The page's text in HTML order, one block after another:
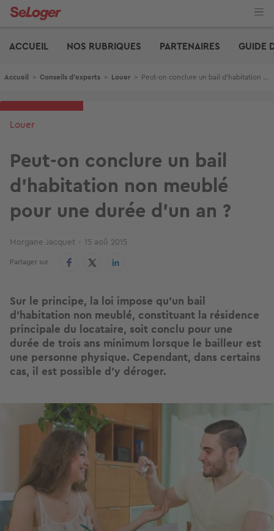
Aller
ACCUEIL
NOS RUBRIQUES PARTENAIRES GUIDE
Fil d'Ariane
Accueil > Conseils d'experts > Louer > Peut-on conclure un bail d’habitation non meublé pour une durée d’un an ?
Louer
Peut-on conclure un bail
d’habitation non meublé
pour une durée d’un an ?
Morgane Jacquet 15 aoû 2015
Partager sur
Sur le principe, la loi impose qu’un bail
d'habitation non meublé, constituant la résidence
principale du locataire, soit conclu pour une
durée de trois ans minimum lorsque le bailleur est
une personne physique. Cependant, dans certains
cas, il est possible d’y déroger.